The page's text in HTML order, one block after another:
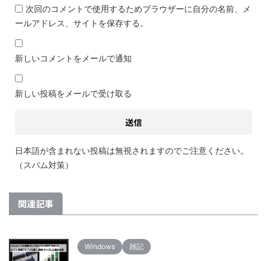
次回のコメントで使用するためブラウザーに自分の名前、メ
ールアドレス、サイトを保存する。
新しいコメントをメールで通知
新しい投稿をメールで受け取る
日本語が含まれない投稿は無視されますのでご注意ください。
（スパム対策）
関連記事
Windows 雑記